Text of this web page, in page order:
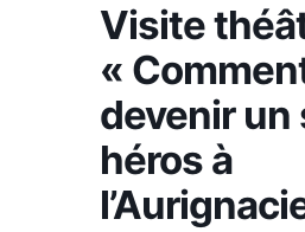
Visite
«
devenir un
héros à